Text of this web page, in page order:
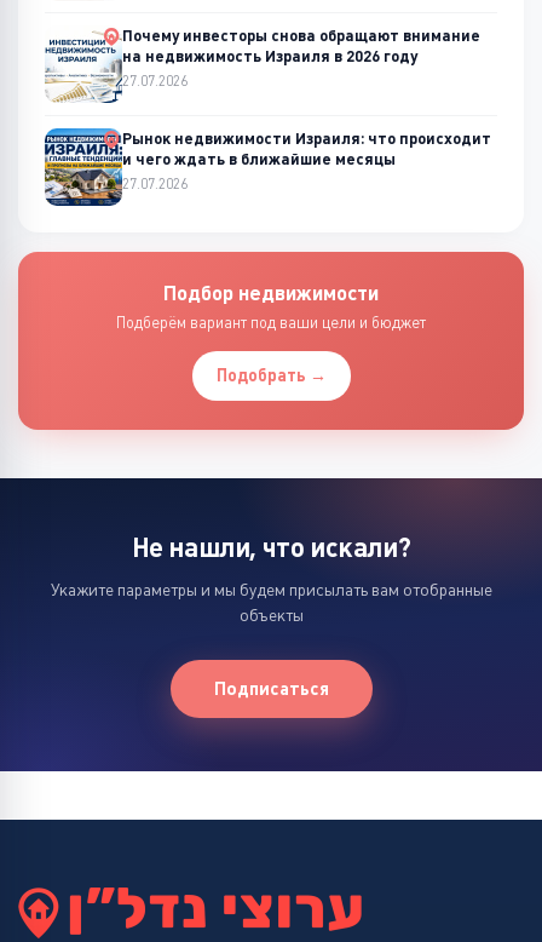
Почему инвесторы снова обращают внимание
на недвижимость Израиля в 2026 году
27.07.2026
Рынок недвижимости Израиля: что происходит
и чего ждать в ближайшие месяцы
27.07.2026
Подбор недвижимости
Подберём вариант под ваши цели и бюджет
Подобрать →
Не нашли, что искали?
Укажите параметры и мы будем присылать вам отобранные
объекты
Подписаться